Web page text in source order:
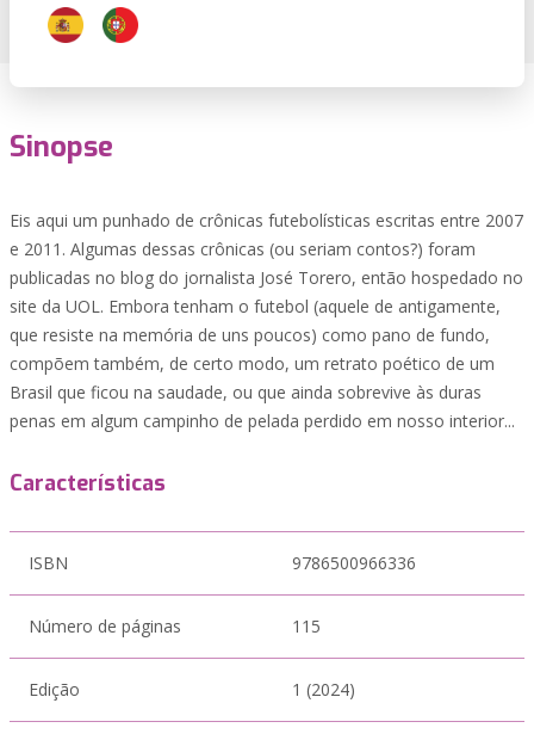
Sinopse
Eis aqui um punhado de crônicas futebolísticas escritas entre 2007
e 2011. Algumas dessas crônicas (ou seriam contos?) foram
publicadas no blog do jornalista José Torero, então hospedado no
site da UOL. Embora tenham o futebol (aquele de antigamente,
que resiste na memória de uns poucos) como pano de fundo,
compõem também, de certo modo, um retrato poético de um
Brasil que ficou na saudade, ou que ainda sobrevive às duras
penas em algum campinho de pelada perdido em nosso interior...
Características
ISBN 9786500966336
Número de páginas 115
Edição 1 (2024)